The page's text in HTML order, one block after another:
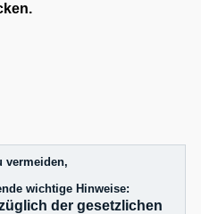
vermeiden,
wichtige Hinweise:
der gesetzlichen